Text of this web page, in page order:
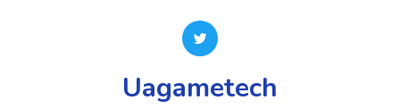
Uagametech